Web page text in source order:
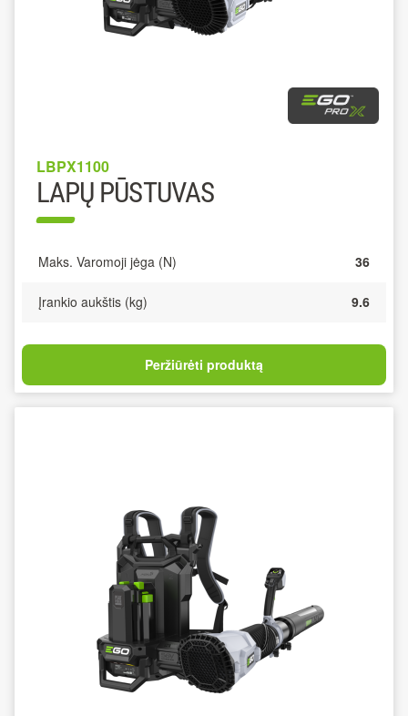
LBPX1100
LAPŲ PŪSTUVAS
Maks. Varomoji jėga (N) 36
Įrankio aukštis (kg) 9.6
Peržiūrėti produktą